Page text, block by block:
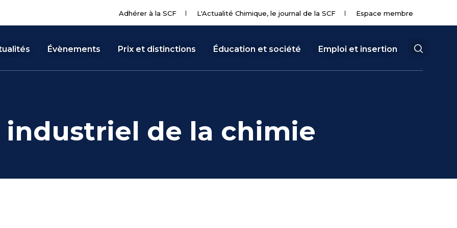
Adhérer à la SCF L'Actualité Chimique, le journal de la SCF Espace membre
Évènements Prix et distinctions Éducation et société Emploi et insertion
de la chimie